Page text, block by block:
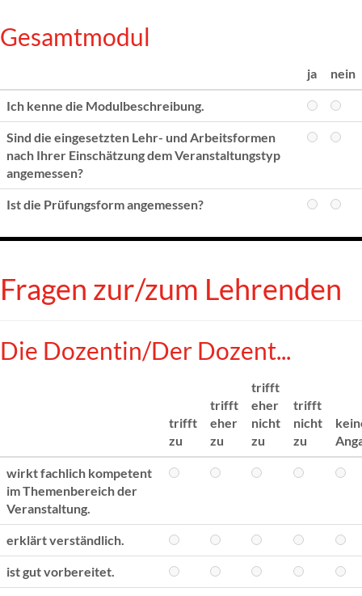
Gesamtmodul
ja nein
Ich kenne die Modulbeschreibung.
Sind die eingesetzten Lehr- und Arbeitsformen
nach Ihrer Einschätzung dem Veranstaltungstyp
angemessen?
Ist die Prüfungsform angemessen?
Fragen zur/zum Lehrenden
Die Dozentin/Der Dozent...
trifft
zu
trifft
eher
zu
trifft
eher
nicht
zu
trifft
nicht
zu
wirkt fachlich kompetent
im Themenbereich der
Veranstaltung.
erklärt verständlich.
ist gut vorbereitet.